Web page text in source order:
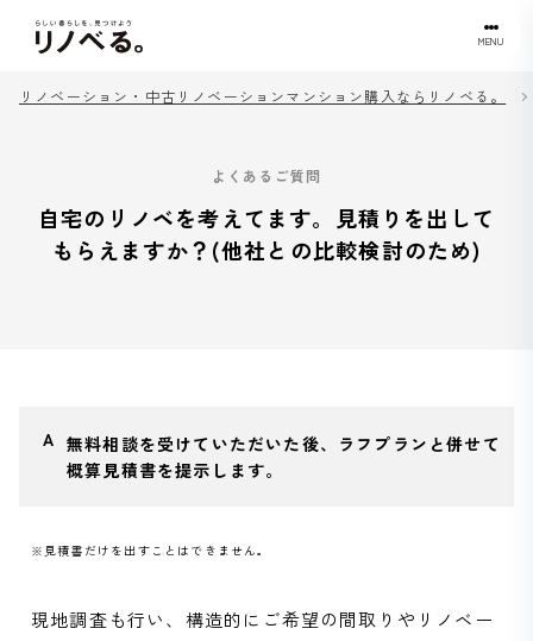
MENU
リノベーション・中古リノベーションマンション購入ならリノベる。
よくあるご質問
自宅のリノベを考えてます。見積りを出して
もらえますか？(他社との比較検討のため)
無料相談を受けていただいた後、ラフプランと併せて
概算見積書を提示します。
※見積書だけを出すことはできません。
現地調査も行い、構造的にご希望の間取りやリノベー